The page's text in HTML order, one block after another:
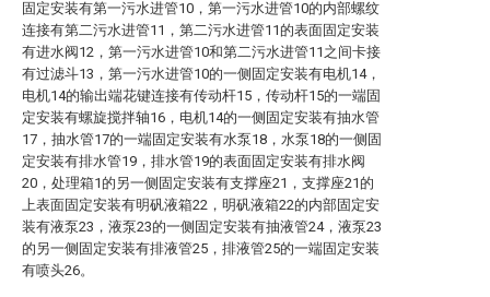
固定安装有第一污水进管10，第一污水进管10的内部螺纹
连接有第二污水进管11，第二污水进管11的表面固定安装
有进水阀12，第一污水进管10和第二污水进管11之间卡接
有过滤斗13，第一污水进管10的一侧固定安装有电机14，
电机14的输出端花键连接有传动杆15，传动杆15的一端固
定安装有螺旋搅拌轴16，电机14的一侧固定安装有抽水管
17，抽水管17的一端固定安装有水泵18，水泵18的一侧固
定安装有排水管19，排水管19的表面固定安装有排水阀
20，处理箱1的另一侧固定安装有支撑座21，支撑座21的
上表面固定安装有明矾液箱22，明矾液箱22的内部固定安
装有液泵23，液泵23的一侧固定安装有抽液管24，液泵23
的另一侧固定安装有排液管25，排液管25的一端固定安装
有喷头26。